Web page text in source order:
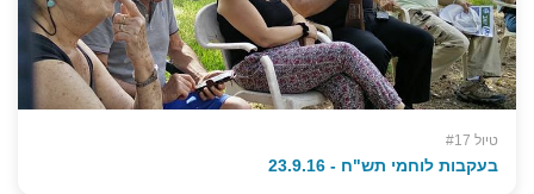
טיול #17
בעקבות לוחמי תש"ח - 23.9.16